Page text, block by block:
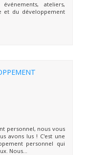
ateliers,
et du développement
personnel, nous vous
avons lus ! C'est une
personnel qui
Nous...